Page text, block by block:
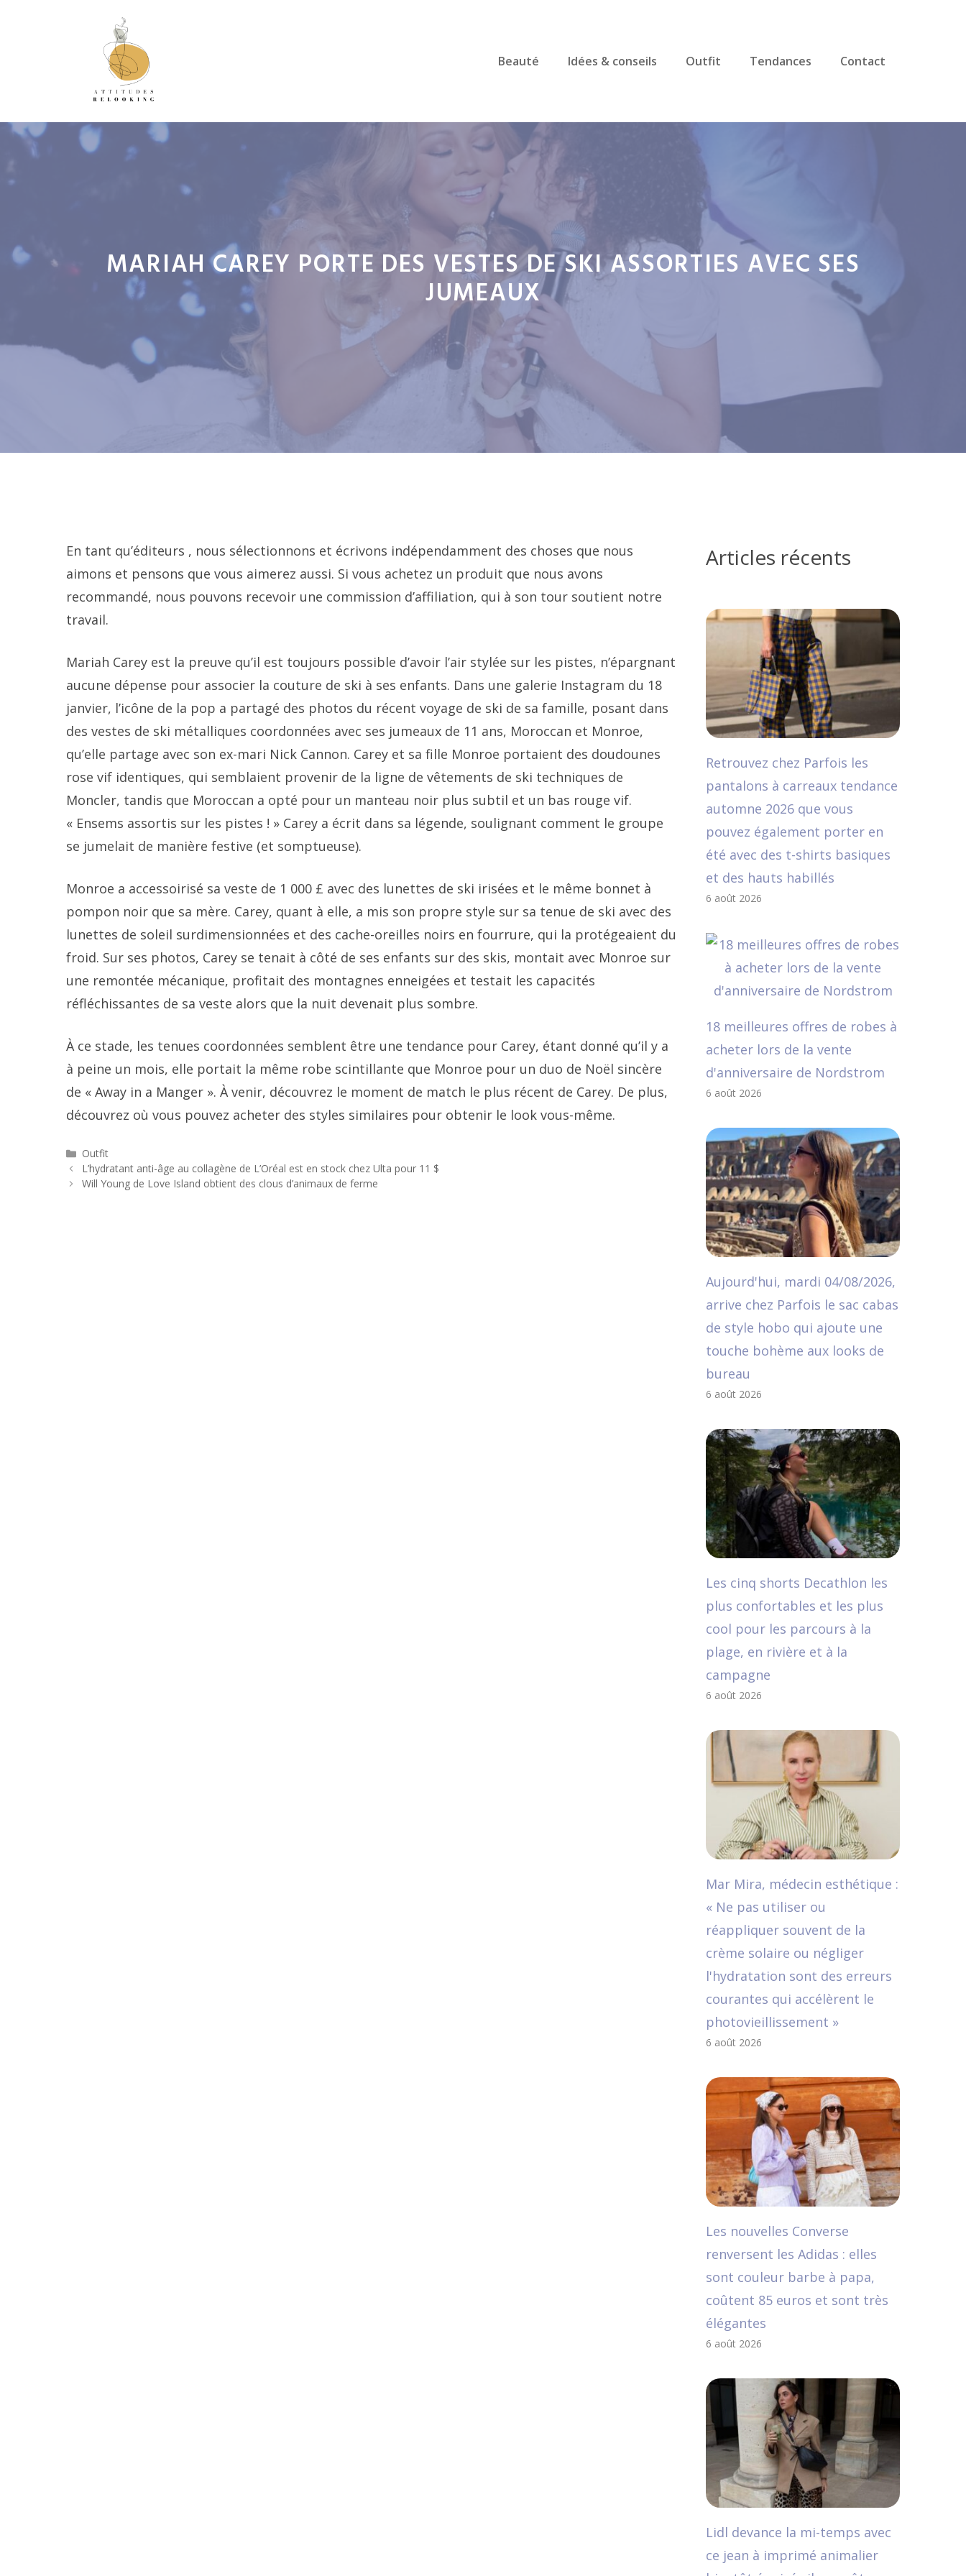
Beauté Idées & conseils Outfit Tendances Contact
MARIAH CAREY PORTE DES VESTES DE SKI ASSORTIES AVEC SES
JUMEAUX
En tant qu’éditeurs , nous sélectionnons et écrivons indépendamment des choses que nous
aimons et pensons que vous aimerez aussi. Si vous achetez un produit que nous avons
recommandé, nous pouvons recevoir une commission d’affiliation, qui à son tour soutient notre
travail.
Mariah Carey est la preuve qu’il est toujours possible d’avoir l’air stylée sur les pistes, n’épargnant
aucune dépense pour associer la couture de ski à ses enfants. Dans une galerie Instagram du 18
janvier, l’icône de la pop a partagé des photos du récent voyage de ski de sa famille, posant dans
des vestes de ski métalliques coordonnées avec ses jumeaux de 11 ans, Moroccan et Monroe,
qu’elle partage avec son ex-mari Nick Cannon. Carey et sa fille Monroe portaient des doudounes
rose vif identiques, qui semblaient provenir de la ligne de vêtements de ski techniques de
Moncler, tandis que Moroccan a opté pour un manteau noir plus subtil et un bas rouge vif.
« Ensems assortis sur les pistes ! » Carey a écrit dans sa légende, soulignant comment le groupe
se jumelait de manière festive (et somptueuse).
Monroe a accessoirisé sa veste de 1 000 £ avec des lunettes de ski irisées et le même bonnet à
pompon noir que sa mère. Carey, quant à elle, a mis son propre style sur sa tenue de ski avec des
lunettes de soleil surdimensionnées et des cache-oreilles noirs en fourrure, qui la protégeaient du
froid. Sur ses photos, Carey se tenait à côté de ses enfants sur des skis, montait avec Monroe sur
une remontée mécanique, profitait des montagnes enneigées et testait les capacités
réfléchissantes de sa veste alors que la nuit devenait plus sombre.
À ce stade, les tenues coordonnées semblent être une tendance pour Carey, étant donné qu’il y a
à peine un mois, elle portait la même robe scintillante que Monroe pour un duo de Noël sincère
de « Away in a Manger ». À venir, découvrez le moment de match le plus récent de Carey. De plus,
découvrez où vous pouvez acheter des styles similaires pour obtenir le look vous-même.
Catégories
Outfit
Navigation
des
L’hydratant anti-âge au collagène de L’Oréal est en stock chez Ulta pour 11 $
Will Young de Love Island obtient des clous d’animaux de ferme
Articles récents
Retrouvez chez Parfois les
pantalons à carreaux tendance
automne 2026 que vous
pouvez également porter en
été avec des t-shirts basiques
et des hauts habillés
6 août 2026
18 meilleures offres de robes à
acheter lors de la vente
d'anniversaire de Nordstrom
6 août 2026
Aujourd'hui, mardi 04/08/2026,
arrive chez Parfois le sac cabas
de style hobo qui ajoute une
touche bohème aux looks de
bureau
6 août 2026
Les cinq shorts Decathlon les
plus confortables et les plus
cool pour les parcours à la
plage, en rivière et à la
campagne
6 août 2026
Mar Mira, médecin esthétique :
« Ne pas utiliser ou
réappliquer souvent de la
crème solaire ou négliger
l'hydratation sont des erreurs
courantes qui accélèrent le
photovieillissement »
6 août 2026
Les nouvelles Converse
renversent les Adidas : elles
sont couleur barbe à papa,
coûtent 85 euros et sont très
élégantes
6 août 2026
Lidl devance la mi-temps avec
ce jean à imprimé animalier